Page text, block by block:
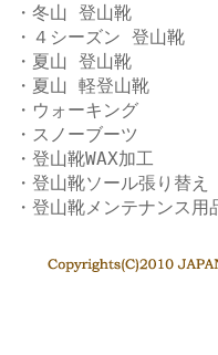
・冬山 登山靴
・４シーズン 登山靴
・夏山 登山靴
・夏山 軽登山靴
・ウォーキング
・スノーブーツ
・登山靴WAX加工
・登山靴ソール張り替え
・登山靴メンテナンス用